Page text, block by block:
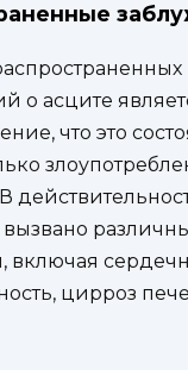
о асците
что это
вызвано
включая
цирроз